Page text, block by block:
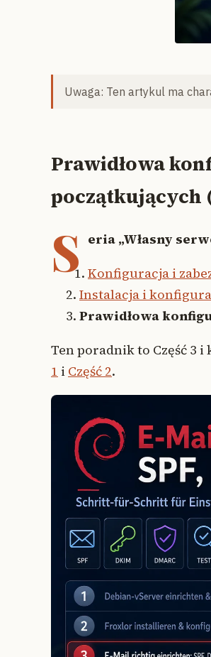
Uwaga: Ten artykul ma
Prawidłowa
początkujących
S eria „Własny
Konfiguracja i
Instalacja i
Prawidłowa
Ten poradnik to Część 3
1 i Część 2.